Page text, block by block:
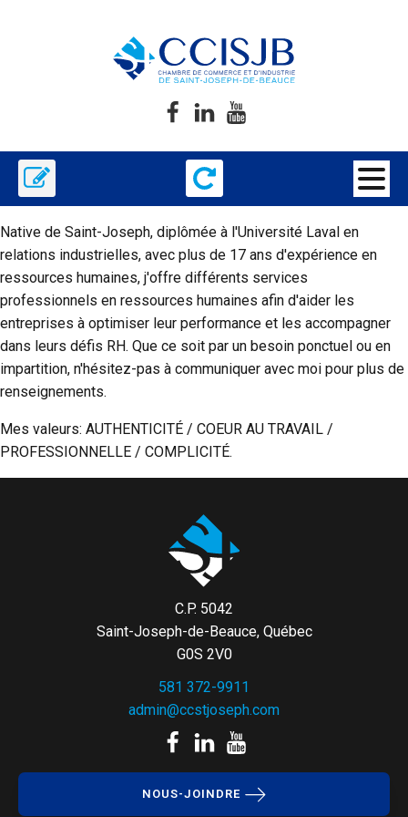
Native de Saint-Joseph, diplômée à l'Université Laval en
relations industrielles, avec plus de 17 ans d'expérience en
ressources humaines, j'offre différents services
professionnels en ressources humaines afin d'aider les
entreprises à optimiser leur performance et les accompagner
dans leurs défis RH. Que ce soit par un besoin ponctuel ou en
impartition, n'hésitez-pas à communiquer avec moi pour plus de
renseignements.
Mes valeurs: AUTHENTICITÉ / COEUR AU TRAVAIL /
PROFESSIONNELLE / COMPLICITÉ.
C.P. 5042
Saint-Joseph-de-Beauce, Québec
G0S 2V0
581 372-9911
admin@ccstjoseph.com
NOUS-JOINDRE